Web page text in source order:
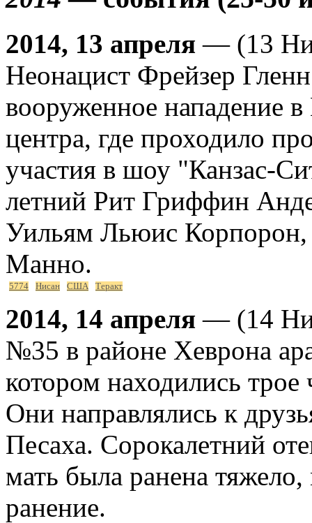
2014, 13 апреля — (13
Неонацист Фрейзер
вооруженное нападение в
центра, где проходило
участия в шоу "Канзас-
летний Рит Гриффин
Уильям Льюис Корпорон,
Манно.
5774 Нисан США Теракт
2014, 14 апреля — (14
№35 в районе Хеврона
котором находились
Они направлялись к
Песаха. Сорокалетний
мать была ранена
ранение.